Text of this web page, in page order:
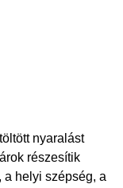
nyaralást
részesítik
a helyi szépség, a